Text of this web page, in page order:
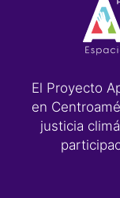
El Proyecto
en
justicia